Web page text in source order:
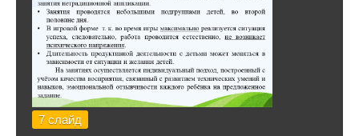
7 слайд